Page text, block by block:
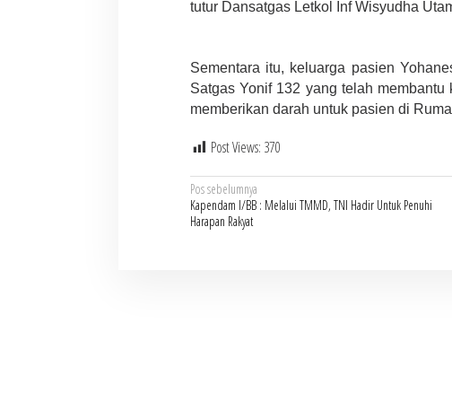
tutur Dansatgas Letkol Inf Wisyudha
Sementara itu, keluarga pasien
Satgas Yonif 132 yang telah
memberikan darah untuk pasien di
Post Views: 370
Navigasi
pos
Pos sebelumnya
Kapendam I/BB : Melalui TMMD, TNI Hadir Untuk Penuhi
Harapan Rakyat